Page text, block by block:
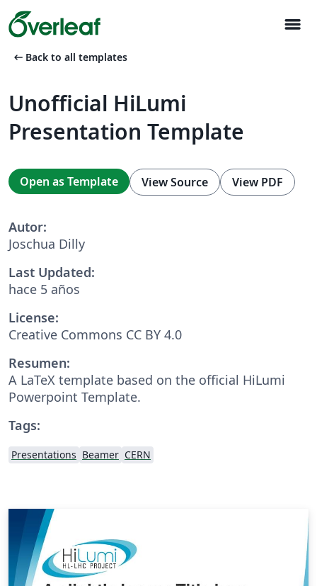
menu
arrow_left_alt Back to all templates
Unofficial HiLumi
Presentation Template
Open as Template View Source View PDF
Autor:
Joschua Dilly
Last Updated:
hace 5 años
License:
Creative Commons CC BY 4.0
Resumen:
A LaTeX template based on the official HiLumi
Powerpoint Template.
Tags:
Presentations Beamer CERN